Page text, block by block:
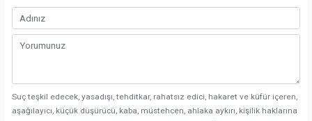
Suç teşkil edecek, yasadışı, tehditkar, rahatsız edici, hakaret ve küfür içeren,
aşağılayıcı, küçük düşürücü, kaba, müstehcen, ahlaka aykırı, kişilik haklarına